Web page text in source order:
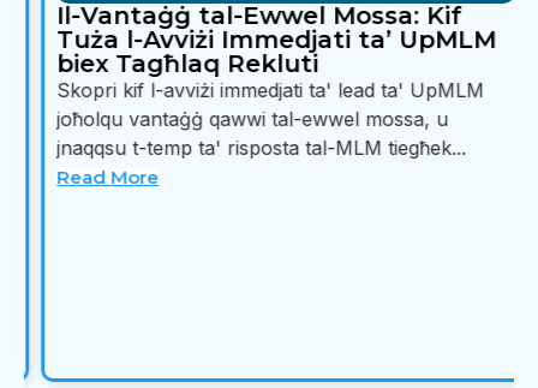
Il-Vantaġġ tal-Ewwel Mossa: Kif
Tuża l-Avviżi Immedjati ta’ UpMLM
biex Tagħlaq Rekluti
Skopri kif l-avviżi immedjati ta' lead ta' UpMLM
joħolqu vantaġġ qawwi tal-ewwel mossa, u
jnaqqsu t-temp ta' risposta tal-MLM tiegħek...
Read More